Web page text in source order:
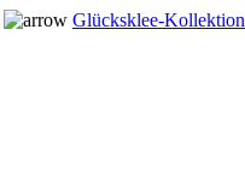
Glücksklee-Kollektion